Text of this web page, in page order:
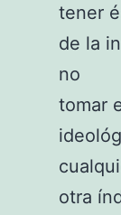
tener
de la
no
tomar
otra